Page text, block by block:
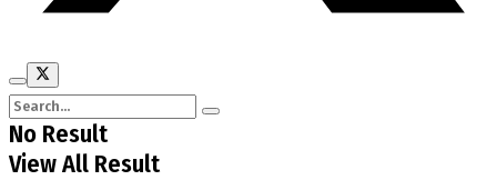
No Result
View All Result